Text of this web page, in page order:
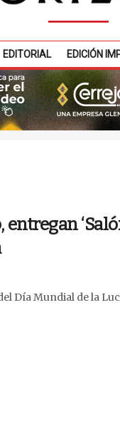
EDITORIAL EDICIÓN
Día Mundial de la